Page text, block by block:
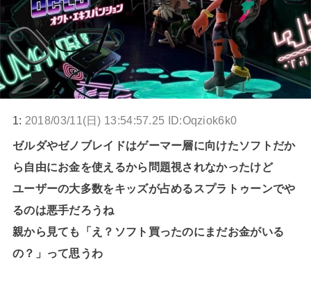
1: 2018/03/11(日) 13:54:57.25 ID:Oqziok6k0
ゼルダやゼノブレイドはゲーマー層に向けたソフトだか
ら自由にお金を使えるから問題視されなかったけど
ユーザーの大多数をキッズが占めるスプラトゥーンでや
るのは悪手だろうね
親から見ても「え？ソフト買ったのにまだお金がいる
の？」って思うわ